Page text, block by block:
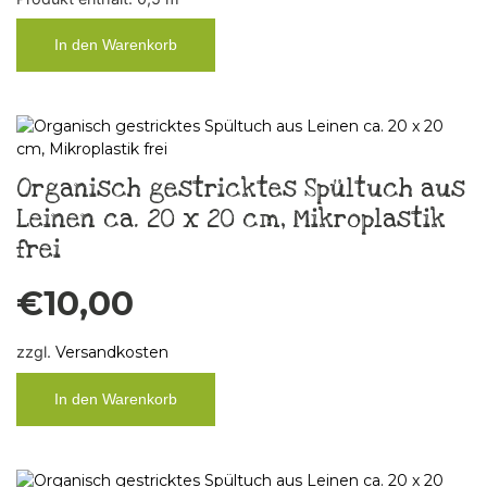
In den Warenkorb
Organisch gestricktes Spültuch aus
Leinen ca. 20 x 20 cm, Mikroplastik
frei
€10,00
zzgl. Versandkosten
In den Warenkorb